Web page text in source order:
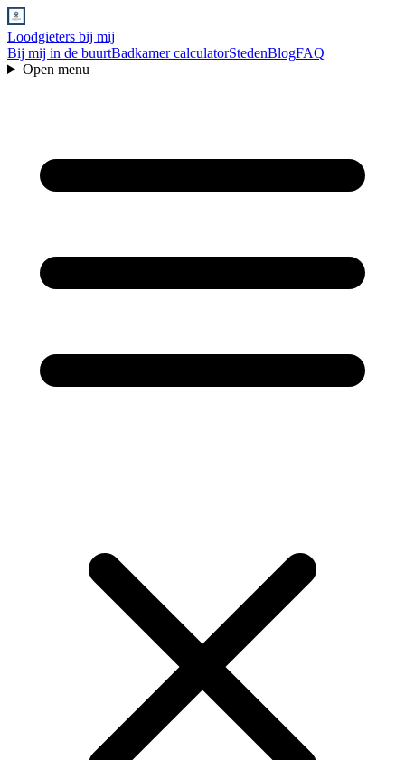
Loodgieters bij mij
Bij mij in de buurtBadkamer calculatorStedenBlogFAQ
Open menu